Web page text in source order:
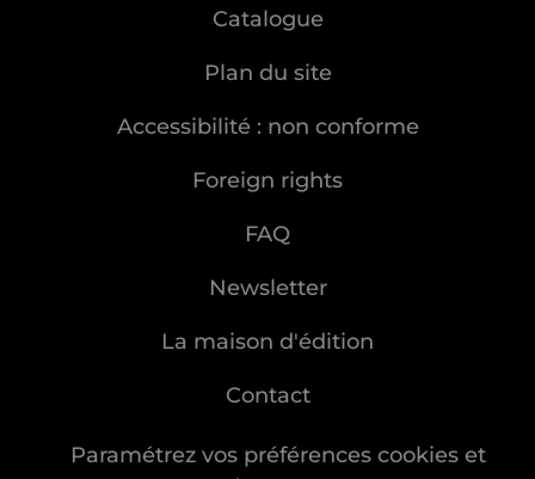
Catalogue
Plan du site
Accessibilité : non conforme
Foreign rights
FAQ
Newsletter
La maison d'édition
Contact
Paramétrez vos préférences cookies et